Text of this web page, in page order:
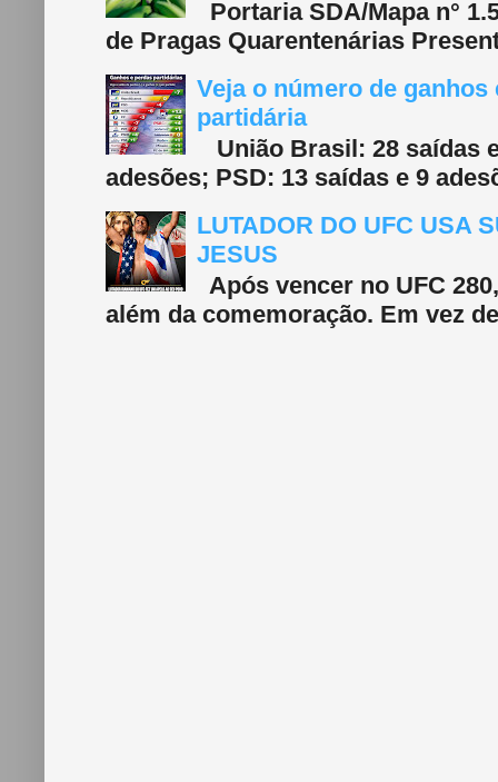
Portaria SDA/Mapa n°
de Pragas Quarentenárias
Veja o número de
partidária
União Brasil: 28 saídas
adesões; PSD: 13 saídas e 9
LUTADOR DO UFC USA
JESUS
Após vencer no UFC
além da comemoração. Em vez